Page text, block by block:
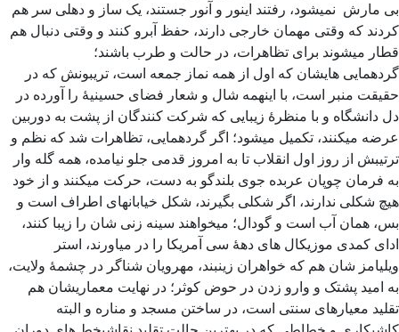
بی مارش نمیشود، رفتند اینور و آنور جستند، یک ساز و دهلی سر هم
کردند که وقتی مهمان خارجی دارند، حفظ آبرو کنند و وقتی دنبال هم
قطار میشوند برای تظاهرات، در حالت و طرب باشند؛
گردهمایی هایشان که اول از همه نماز جمعه است، تریبونش که در
حقیقت منبر است، با اینهمه شال و شعار فضای حسینیۀ را آورده در
دل دانشگاه و با منظرۀ زیبایی که شرکت کنندگان از پشت به دوربین
عرضه میکنند، تکمیل میشود؛ اگر گردهمایی، تظاهرات شد که نظم و
ترتیبش از روز اول انقلاب تا به امروز قدمی جلو نیامده، همه گله وار
به فرمان چوپان عربده جوی بلندگو به دست، حرکت میکنند و از خود
هیچ شکلی ندارند، اگر شکلی بگیرند، شکل خیابانهای اطراف است و
بس، همان آب است و گودال؛ میخواهند سینه زنی شان را زیبا کنند،
ادای کمدی موزیکال های دهۀ سی آمریکا را در میاورند، استر
ویلیامز شان هم که خواهران زینبند، مهرویان شناگر در چشمۀ ولایت،
به امید پشتک و وارو زدن در حوض کوثر؛ در نهایت معماریشان هم
تقلید معیارهای سنتی است، در ساختن مسجد و مناره و البته